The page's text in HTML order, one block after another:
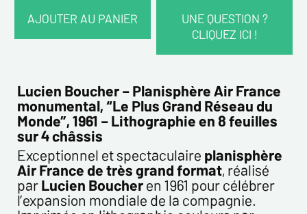
AJOUTER AU PANIER
UNE QUESTION ?
CLIQUEZ ICI !
Nom*
Prénom*
Email*
Lucien Boucher – Planisphère Air France
monumental, “Le Plus Grand Réseau du
Monde”, 1961 – Lithographie en 8 feuilles
sur 4 châssis
Exceptionnel et spectaculaire planisphère
Air France de très grand format, réalisé
parLucien Boucheren 1961 pour célébrer
l’expansion mondiale de la compagnie.